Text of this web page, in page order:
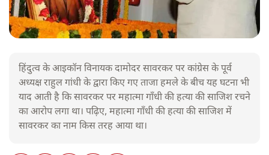
हिंदुत्व के आइकॉन विनायक दामोदर सावरकर पर कांग्रेस के पूर्व
अध्यक्ष राहुल गांधी के द्वारा किए गए ताजा हमले के बीच यह घटना भी
याद आती है कि सावरकर पर महात्मा गाँधी की हत्या की साजिश रचने
का आरोप लगा था। पढ़िए, महात्मा गाँधी की हत्या की साजिश में
सावरकर का नाम किस तरह आया था।